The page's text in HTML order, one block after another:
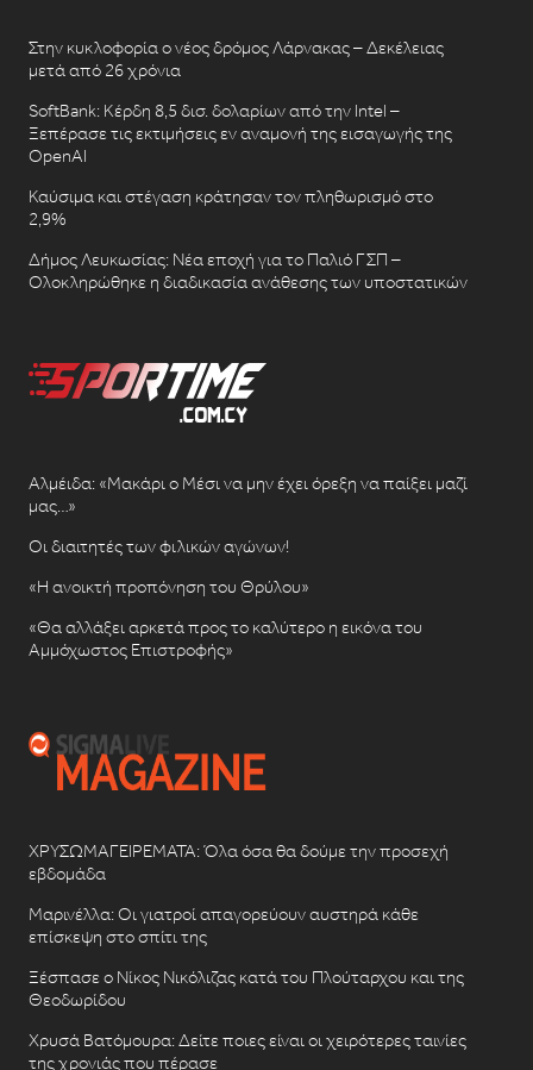
Στην κυκλοφορία ο νέος δρόμος Λάρνακας – Δεκέλειας
μετά από 26 χρόνια
SoftBank: Κέρδη 8,5 δισ. δολαρίων από την Intel –
Ξεπέρασε τις εκτιμήσεις εν αναμονή της εισαγωγής της
OpenAI
Καύσιμα και στέγαση κράτησαν τον πληθωρισμό στο
2,9%
Δήμος Λευκωσίας: Νέα εποχή για το Παλιό ΓΣΠ –
Ολοκληρώθηκε η διαδικασία ανάθεσης των υποστατικών
Αλμέιδα: «Μακάρι ο Μέσι να μην έχει όρεξη να παίξει μαζί
μας…»
Οι διαιτητές των φιλικών αγώνων!
«Η ανοικτή προπόνηση του Θρύλου»
«Θα αλλάξει αρκετά προς το καλύτερο η εικόνα του
Αμμόχωστος Επιστροφής»
ΧΡΥΣΩΜΑΓΕΙΡΕΜΑΤΑ: Όλα όσα θα δούμε την προσεχή
εβδομάδα
Μαρινέλλα: Οι γιατροί απαγορεύουν αυστηρά κάθε
επίσκεψη στο σπίτι της
Ξέσπασε ο Νίκος Νικόλιζας κατά του Πλούταρχου και της
Θεοδωρίδου
Χρυσά Βατόμουρα: Δείτε ποιες είναι οι χειρότερες ταινίες
της χρονιάς που πέρασε